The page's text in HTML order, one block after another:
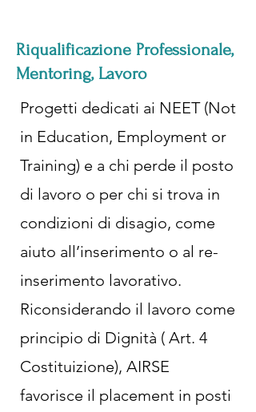
Riqualificazione Professionale,
Mentoring, Lavoro
Progetti dedicati ai NEET (Not
in Education, Employment or
Training) e a chi perde il posto
di lavoro o per chi si trova in
condizioni di disagio, come
aiuto all’inserimento o al re-
inserimento lavorativo.
Riconsiderando il lavoro come
principio di Dignità ( Art. 4
Costituizione), AIRSE
favorisce il placement in posti